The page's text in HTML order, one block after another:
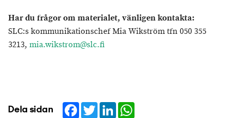
Har du frågor om materialet, vänligen kontakta:
SLC:s kommunikationschef Mia Wikström tfn 050 355
3213, mia.wikstrom@slc.fi
Dela sidan Facebook
TwitterLinkedIn